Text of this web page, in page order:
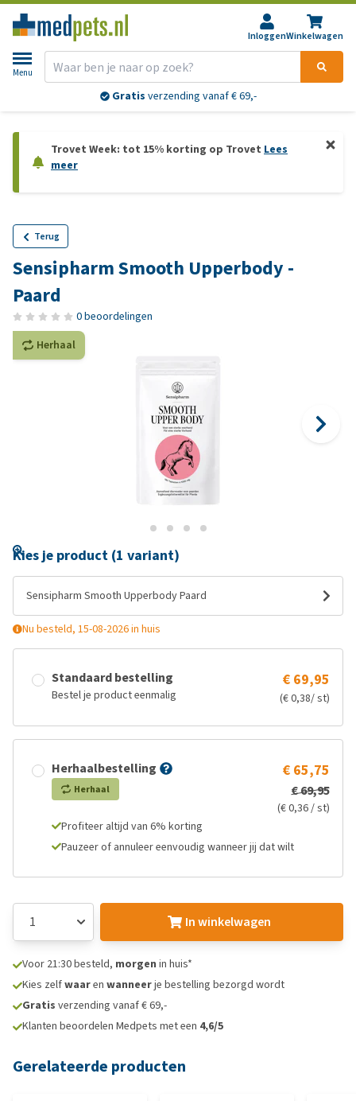
InloggenWinkelwagen
Menu
Gratis verzending vanaf € 69,-
Trovet Week: tot 15% korting op Trovet Lees
meer
Terug
Sensipharm Smooth Upperbody -
Paard
0 beoordelingen
Herhaal
Kies je product (1 variant)
Sensipharm Smooth Upperbody Paard
Nu besteld, 15-08-2026 in huis
Standaard bestelling
Bestel je product eenmalig
€ 69,95
(€ 0,38/ st)
Herhaalbestelling
Herhaal
€ 65,75
€ 69,95
(€ 0,36 / st)
Profiteer altijd van 6% korting
Pauzeer of annuleer eenvoudig wanneer jij dat wilt
In winkelwagen
Voor 21:30 besteld, morgen in huis*
Kies zelfwaaren wanneerje bestelling bezorgd wordt
Gratis verzending vanaf € 69,-
Klanten beoordelen Medpets met een 4,6/5
Gerelateerde producten